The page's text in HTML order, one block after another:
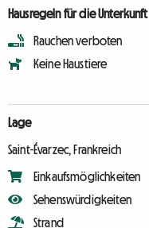
Hausregeln für die Unterkunft
Rauchen verboten
Keine Haustiere
Lage
Saint-Évarzec, Frankreich
Einkaufsmöglichkeiten
Sehenswürdigkeiten
Strand